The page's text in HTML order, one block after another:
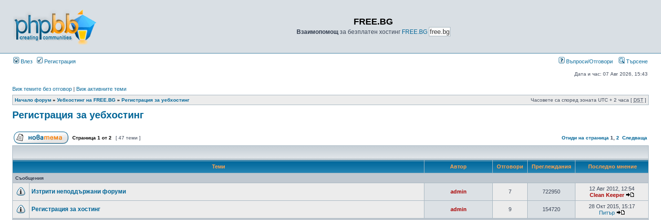
FREE.BG
Взаимопомощза безплатен хостинг FREE.BG
Влез Регистрация Въпроси/Отговори Търсене
Дата и час: 07 Авг 2026, 15:43
Виж темите без отговор | Виж активните теми
Начало форум » Уебхостинг на FREE.BG » Регистрация за уебхостинг Часовете са според зоната UTC + 2 часа [ DST ]
Регистрация за уебхостинг
Страница 1 от 2 [ 47 теми ] Отиди на страница 1 2 Следваща
Теми Автор Отговори Преглеждания Последно мнение
Съобщения
Изтрити неподдържани форуми admin 7 722950
12 Авг 2012, 12:54
Clean Keeper
Регистрация за хостинг admin 9 154720
28 Окт 2015, 15:17
Питър